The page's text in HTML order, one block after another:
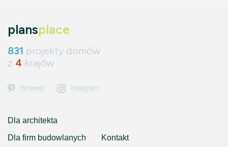
plansplace
831 projekty domów
z 4 krajów
Pinterest Instagram
Dla architekta
Dla firm budowlanych
Kontakt